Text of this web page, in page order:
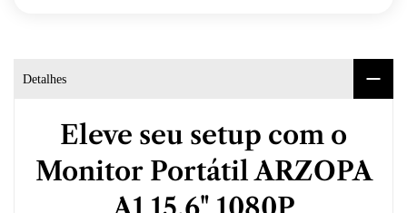
Detalhes
Eleve seu setup com o
Monitor Portátil ARZOPA